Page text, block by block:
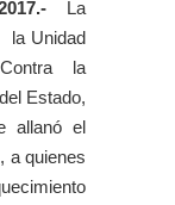
La
la Unidad
la
Estado,
allanó el
a quienes